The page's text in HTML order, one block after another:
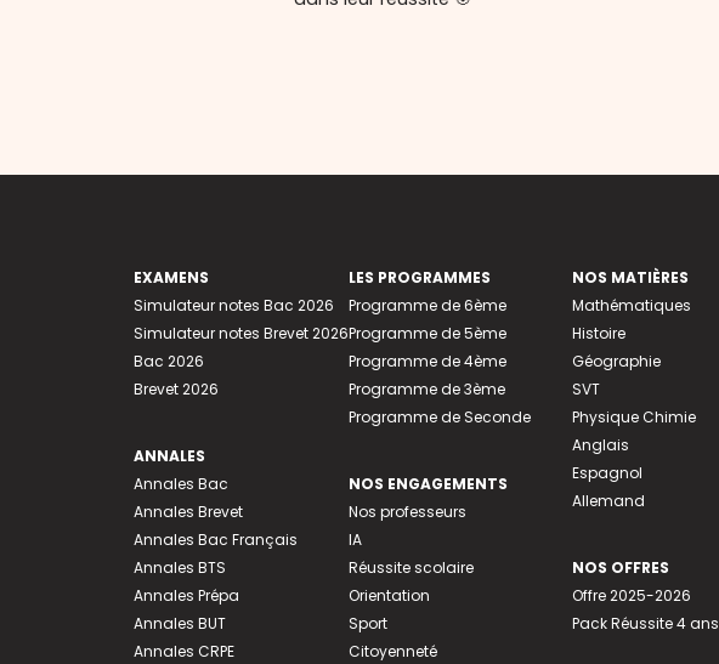
EXAMENS
Simulateur notes Bac 2026
Simulateur notes Brevet 2026
Bac 2026
Brevet 2026
ANNALES
Annales Bac
Annales Brevet
Annales Bac Français
Annales BTS
Annales Prépa
Annales BUT
Annales CRPE
LES PROGRAMMES
Programme de 6ème
Programme de 5ème
Programme de 4ème
Programme de 3ème
Programme de Seconde
NOS ENGAGEMENTS
Nos professeurs
IA
Réussite scolaire
Orientation
Sport
Citoyenneté
NOS MATIÈRES
Mathématiques
Histoire
Géographie
SVT
Physique Chimie
Anglais
Espagnol
Allemand
NOS OFFRES
Offre 2025-2026
Pack Réussite 4 ans